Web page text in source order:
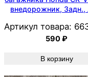
внедорожник, Задн.,
Артикул товара:
590₽
В корзину